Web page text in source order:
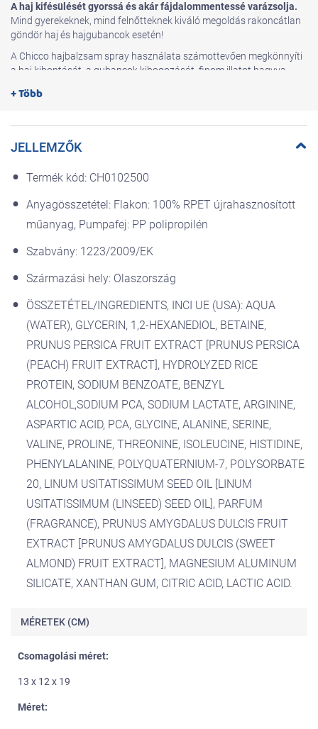
A haj kifésülését gyorssá és akár fájdalommentessé varázsolja.
Mind gyerekeknek, mind felnőtteknek kiváló megoldás rakoncátlan
göndör haj és hajgubancok esetén!
A Chicco hajbalzsam spray használata számottevően megkönnyíti
a haj kibontását, a gubancok kibogozását, finom illatot hagyva
Kicsi kortól felnőttek korig egyaránt alkalmazható a göndör,
Száraz hajon is alkalmazható a hétköznapokban, valamint a vizes
hajon hajmosás után kifejezetten ajánlott göndör, gubancos,
nehezen kifésülhető haj esetén, mert a hajbalzsam spray hajra
fújása után a kifésülés sokkal könnyedebb, gyorsabb és
Baby Moments Kids Delicate Skin
96%-ban természetes eredetű összetevőket tartalmazó formula,
tápláló mandulakivonattal és frissítő őszibarack kivonattal
gazdagítva; a haj könnyű kibontásához, kellemessé téve a
A Chicco BabyMoments Kids termékvonal vadiúj illata olyan finom
és egyedi, hogy mindenki beleszeret, aki kipróbálja!
Használat:Permetezzen elegendő mennyiséget közvetlenül a hajra
vagy a tenyerére, vigye fel a hajra, majd fésülje ki a hajat. Használat
előtt rázza fel. Használható száraz vagy nedves hajon.
Bőrgyógyászatilag és szemészetileg tesztelt.
96%-ban természetes eredetű formula
made in Italy
A Baby Moments termékekről még több info itt
+ Több
JELLEMZŐK
Termék kód: CH0102500
Anyagösszetétel: Flakon: 100% RPET újrahasznosított
műanyag, Pumpafej: PP polipropilén
Szabvány: 1223/2009/EK
Származási hely: Olaszország
ÖSSZETÉTEL/INGREDIENTS, INCI UE (USA): AQUA
(WATER), GLYCERIN, 1,2-HEXANEDIOL, BETAINE,
PRUNUS PERSICA FRUIT EXTRACT [PRUNUS PERSICA
(PEACH) FRUIT EXTRACT], HYDROLYZED RICE
PROTEIN, SODIUM BENZOATE, BENZYL
ALCOHOL,SODIUM PCA, SODIUM LACTATE, ARGININE,
ASPARTIC ACID, PCA, GLYCINE, ALANINE, SERINE,
VALINE, PROLINE, THREONINE, ISOLEUCINE, HISTIDINE,
PHENYLALANINE, POLYQUATERNIUM-7, POLYSORBATE
20, LINUM USITATISSIMUM SEED OIL [LINUM
USITATISSIMUM (LINSEED) SEED OIL], PARFUM
(FRAGRANCE), PRUNUS AMYGDALUS DULCIS FRUIT
EXTRACT [PRUNUS AMYGDALUS DULCIS (SWEET
ALMOND) FRUIT EXTRACT], MAGNESIUM ALUMINUM
SILICATE, XANTHAN GUM, CITRIC ACID, LACTIC ACID.
MÉRETEK (CM)
Csomagolási méret:
13 x 12 x 19
Méret: